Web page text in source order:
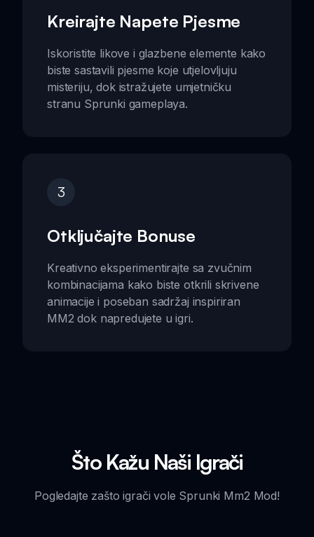
Kreirajte Napete Pjesme
Iskoristite likove i glazbene elemente kako
biste sastavili pjesme koje utjelovljuju
misteriju, dok istražujete umjetničku
stranu Sprunki gameplaya.
3
Otključajte Bonuse
Kreativno eksperimentirajte sa zvučnim
kombinacijama kako biste otkrili skrivene
animacije i poseban sadržaj inspiriran
MM2 dok napredujete u igri.
Što Kažu Naši Igrači
Pogledajte zašto igrači vole Sprunki Mm2 Mod!